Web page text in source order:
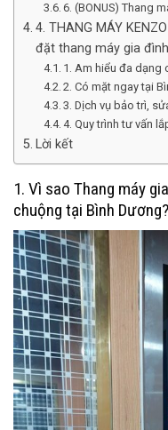
6. (BONUS) Thang
4. THANG MÁY
đặt thang máy gia
1. Am hiểu đa dạng
2. Có mặt ngay tại
3. Dịch vụ bảo trì,
4. Quy trình tư vấn
Lời kết
1. Vì sao Thang máy
chuộng tại Bình Dương?